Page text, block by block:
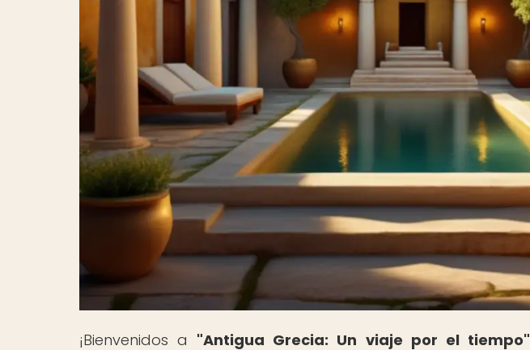
¡Bienvenidos a "Antigua Grecia: Un viaje por el tiempo"